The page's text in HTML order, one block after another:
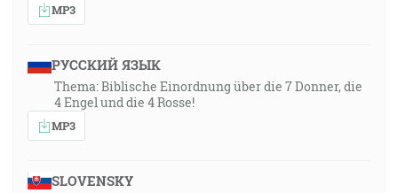
MP3
РУССКИЙ ЯЗЫК
Thema: Biblische Einordnung über die 7 Donner, die
4 Engel und die 4 Rosse!
MP3
SLOVENSKY